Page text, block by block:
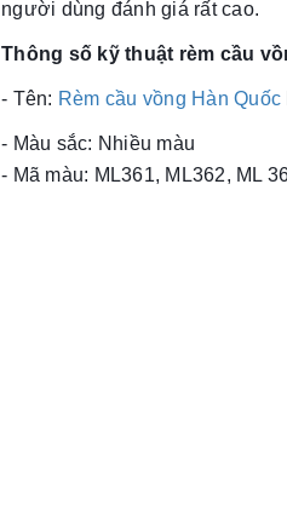
người dùng đánh giá rất cao.
Thông số kỹ thuật rèm cầu
- Tên: Rèm cầu vồng Hàn Quốc
- Màu sắc: Nhiều màu
- Mã màu: ML361, ML362, ML